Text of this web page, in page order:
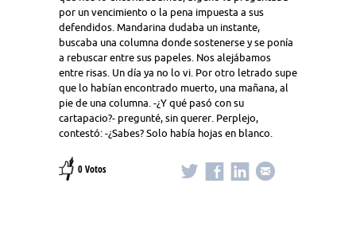
por un vencimiento o la pena impuesta a sus
defendidos. Mandarina dudaba un instante,
buscaba una columna donde sostenerse y se ponía
a rebuscar entre sus papeles. Nos alejábamos
entre risas. Un día ya no lo vi. Por otro letrado supe
que lo habían encontrado muerto, una mañana, al
pie de una columna. -¿Y qué pasó con su
cartapacio?- pregunté, sin querer. Perplejo,
contestó: -¿Sabes? Solo había hojas en blanco.
0 Votos